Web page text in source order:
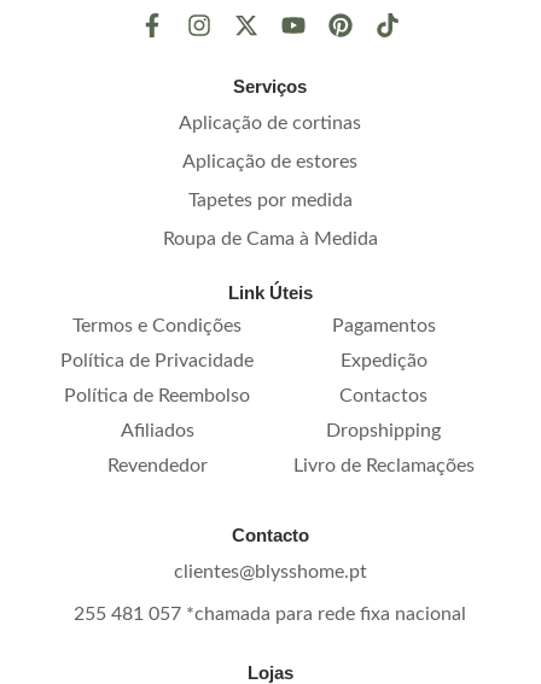
Serviços
Aplicação de cortinas
Aplicação de estores
Tapetes por medida
Roupa de Cama à Medida
Link Úteis
Termos e Condições
Pagamentos
Política de Privacidade
Expedição
Política de Reembolso
Contactos
Afiliados
Dropshipping
Revendedor
Livro de Reclamações
Contacto
clientes@blysshome.pt
255 481 057 *chamada para rede fixa nacional
Lojas